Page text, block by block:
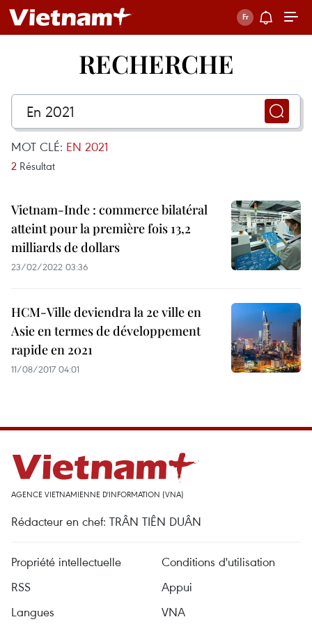
RECHERCHE
MOT CLÉ: EN 2021
2 Résultat
Vietnam-Inde : commerce bilatéral
atteint pour la première fois 13,2
milliards de dollars
23/02/2022 03:36
HCM-Ville deviendra la 2e ville en
Asie en termes de développement
rapide en 2021
11/08/2017 04:01
AGENCE VIETNAMIENNE D'INFORMATION (VNA)
Rédacteur en chef: TRÂN TIÊN DUÂN
Propriété intellectuelle
Conditions d'utilisation
RSS
Appui
Langues
VNA